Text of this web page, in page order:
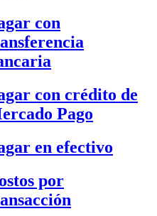
con
con crédito de
Pago
en efectivo
por